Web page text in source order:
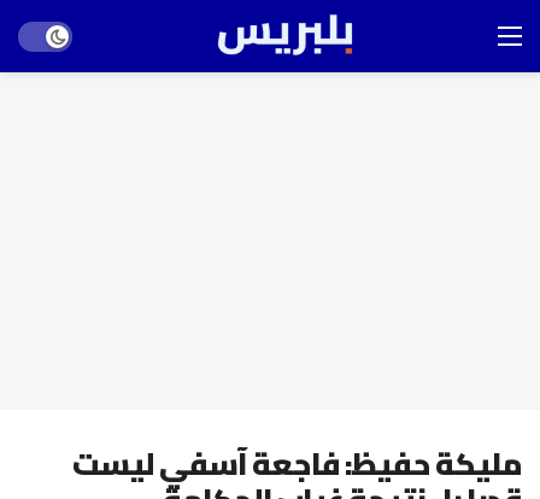
mode
مليكة حفيظ: فاجعة آسفي ليست